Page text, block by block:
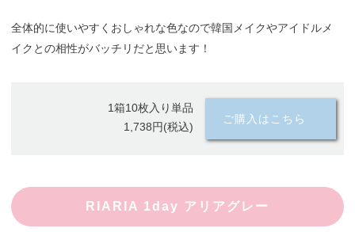
全体的に使いやすくおしゃれな色なので韓国メイクやアイドルメ
イクとの相性がバッチリだと思います！
1箱10枚入り単品
1,738円(税込)
ご購入はこちら
RIARIA 1day アリアグレー